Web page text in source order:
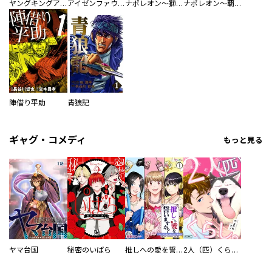
ヤングキングアワーズ アイゼンファウスト 天保忍者伝 ナポレオン～獅子の時代 ナポレオン～覇道進撃～
陣借り平助 青狼記
ギャグ・コメディ もっと見る
ヤマ台国 秘密のいばら 推しへの愛を誓いますか？～アラサー女子、推しは逃げぬが人生逃げる～ 2人（匹）くらし。